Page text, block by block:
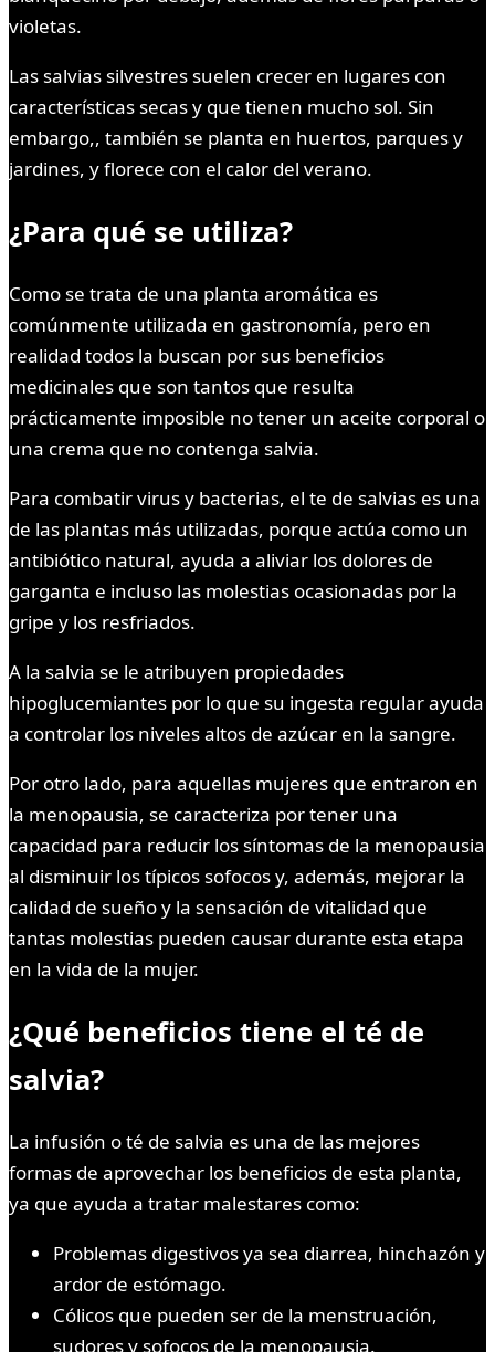
violetas.
Las salvias silvestres suelen crecer en lugares con
características secas y que tienen mucho sol. Sin
embargo,, también se planta en huertos, parques y
jardines, y florece con el calor del verano.
¿Para qué se utiliza?
Como se trata de una planta aromática es
comúnmente utilizada en gastronomía, pero en
realidad todos la buscan por sus beneficios
medicinales que son tantos que resulta
prácticamente imposible no tener un aceite corporal o
una crema que no contenga salvia.
Para combatir virus y bacterias, el te de salvias es una
de las plantas más utilizadas, porque actúa como un
antibiótico natural, ayuda a aliviar los dolores de
garganta e incluso las molestias ocasionadas por la
gripe y los resfriados.
A la salvia se le atribuyen propiedades
hipoglucemiantes por lo que su ingesta regular ayuda
a controlar los niveles altos de azúcar en la sangre.
Por otro lado, para aquellas mujeres que entraron en
la menopausia, se caracteriza por tener una
capacidad para reducir los síntomas de la menopausia
al disminuir los típicos sofocos y, además, mejorar la
calidad de sueño y la sensación de vitalidad que
tantas molestias pueden causar durante esta etapa
en la vida de la mujer.
¿Qué beneficios tiene el té de
salvia?
La infusión o té de salvia es una de las mejores
formas de aprovechar los beneficios de esta planta,
ya que ayuda a tratar malestares como:
Problemas digestivos ya sea diarrea, hinchazón y
ardor de estómago.
Cólicos que pueden ser de la menstruación,
sudores y sofocos de la menopausia.